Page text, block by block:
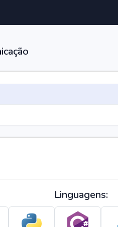
Linguagens: